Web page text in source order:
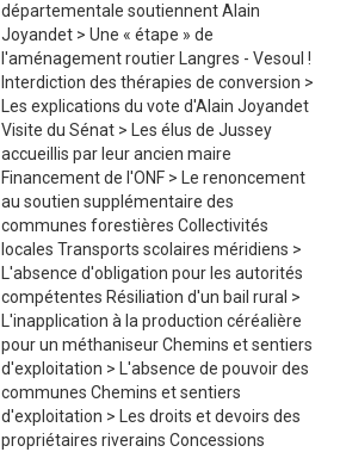
départementale soutiennent Alain
Joyandet > Une « étape » de
l'aménagement routier Langres - Vesoul !
Interdiction des thérapies de conversion >
Les explications du vote d'Alain Joyandet
Visite du Sénat > Les élus de Jussey
accueillis par leur ancien maire
Financement de l'ONF > Le renoncement
au soutien supplémentaire des
communes forestières Collectivités
locales Transports scolaires méridiens >
L'absence d'obligation pour les autorités
compétentes Résiliation d'un bail rural >
L'inapplication à la production céréalière
pour un méthaniseur Chemins et sentiers
d'exploitation > L'absence de pouvoir des
communes Chemins et sentiers
d'exploitation > Les droits et devoirs des
propriétaires riverains Concessions